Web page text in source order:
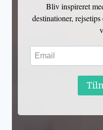
Bliv inspireret
destinationer,